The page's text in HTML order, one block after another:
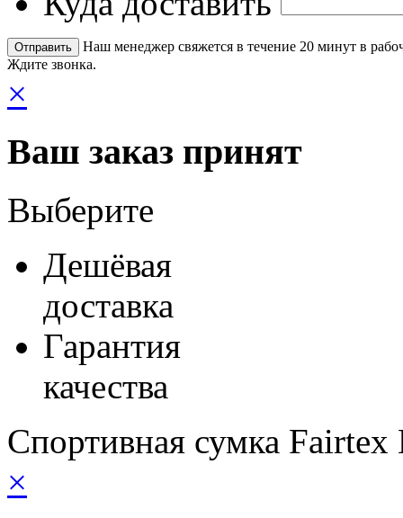
Наш менеджер свяжется в течение 20 минут в
Ждите звонка.
×
Ваш заказ принят
Выберите
Дешёвая
доставка
Гарантия
качества
Спортивная сумка
×